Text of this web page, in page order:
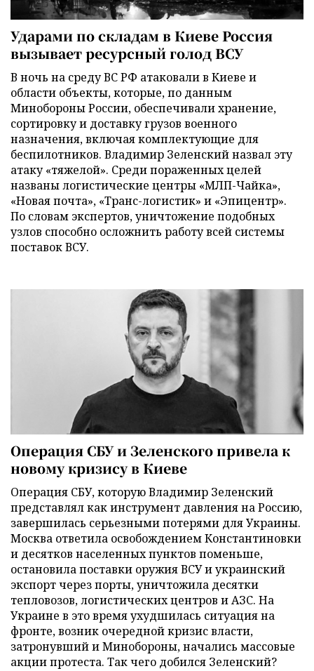
Ударами по складам в Киеве Россия
вызывает ресурсный голод ВСУ
В ночь на среду ВС РФ атаковали в Киеве и
области объекты, которые, по данным
Минобороны России, обеспечивали хранение,
сортировку и доставку грузов военного
назначения, включая комплектующие для
беспилотников. Владимир Зеленский назвал эту
атаку «тяжелой». Среди пораженных целей
названы логистические центры «МЛП-Чайка»,
«Новая почта», «Транс-логистик» и «Эпицентр».
По словам экспертов, уничтожение подобных
узлов способно осложнить работу всей системы
поставок ВСУ.
Операция СБУ и Зеленского привела к
новому кризису в Киеве
Операция СБУ, которую Владимир Зеленский
представлял как инструмент давления на Россию,
завершилась серьезными потерями для Украины.
Москва ответила освобождением Константиновки
и десятков населенных пунктов поменьше,
остановила поставки оружия ВСУ и украинский
экспорт через порты, уничтожила десятки
тепловозов, логистических центров и АЗС. На
Украине в это время ухудшилась ситуация на
фронте, возник очередной кризис власти,
затронувший и Минобороны, начались массовые
акции протеста. Так чего добился Зеленский?